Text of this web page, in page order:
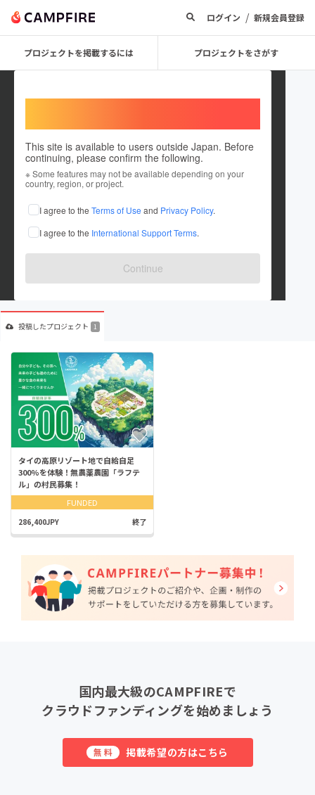
ログイン / 新規会員登録
プロジェクトを掲載するには プロジェクトをさがす
This site is available to users outside Japan. Before
continuing, please confirm the following.
※ Some features may not be available depending on your
country, region, or project.
I agree to the Terms of Use and Privacy Policy.
I agree to the International Support Terms.
Continue
Laughtale_Project
これまでに1件のプロジェクトを投稿しています
在住国：タイ
出身国：日本 出身地：三重県
投稿したプロジェクト 1
タイの高原リゾート地で自給自足
300%を体験！無農薬農園「ラフテ
ル」の村民募集！
FUNDED
286,400JPY 終了
国内最大級のCAMPFIREで
クラウドファンディングを始めましょう
無料 掲載希望の方はこちら